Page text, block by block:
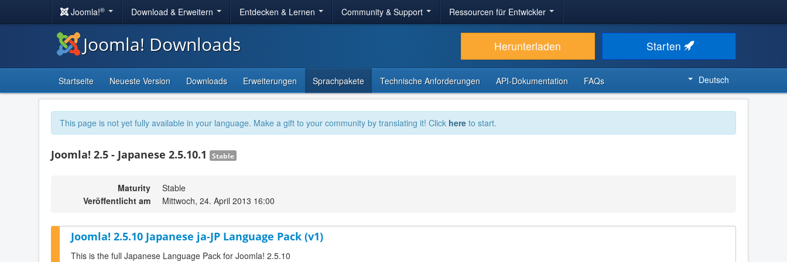
Joomla!® Download & Erweitern Entdecken & Lernen Community & Support Ressourcen für Entwickler
Joomla! Downloads Herunterladen Starten
Startseite Neueste Version Downloads Erweiterungen Sprachpakete Technische Anforderungen API-Dokumentation FAQs Deutsch
This page is not yet fully available in your language. Make a gift to your community by translating it! Click here to start.
Joomla! 2.5 - Japanese 2.5.10.1 Stable
Maturity
Stable
Veröffentlicht am
Mittwoch, 24. April 2013 16:00
Joomla! 2.5.10 Japanese ja-JP Language Pack (v1)
This is the full Japanese Language Pack for Joomla! 2.5.10